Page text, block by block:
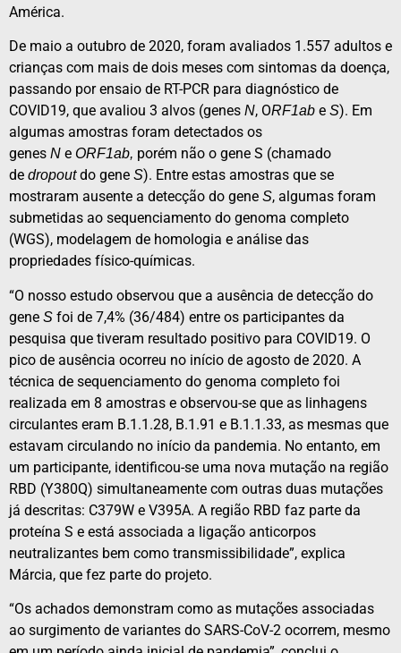
América.
De maio a outubro de 2020, foram avaliados 1.557 adultos e
crianças com mais de dois meses com sintomas da doença,
passando por ensaio de RT-PCR para diagnóstico de
COVID19, que avaliou 3 alvos (genes N, ORF1ab e S). Em
algumas amostras foram detectados os
genes N e ORF1ab, porém não o gene S (chamado
de dropoutdo gene S). Entre estas amostras que se
mostraram ausente a detecção do gene S, algumas foram
submetidas ao sequenciamento do genoma completo
(WGS), modelagem de homologia e análise das
propriedades físico-químicas.
“O nosso estudo observou que a ausência de detecção do
gene S foi de 7,4% (36/484) entre os participantes da
pesquisa que tiveram resultado positivo para COVID19. O
pico de ausência ocorreu no início de agosto de 2020. A
técnica de sequenciamento do genoma completo foi
realizada em 8 amostras e observou-se que as linhagens
circulantes eram B.1.1.28, B.1.91 e B.1.1.33, as mesmas que
estavam circulando no início da pandemia. No entanto, em
um participante, identificou-se uma nova mutação na região
RBD (Y380Q) simultaneamente com outras duas mutações
já descritas: C379W e V395A. A região RBD faz parte da
proteína S e está associada a ligação anticorpos
neutralizantes bem como transmissibilidade”, explica
Márcia, que fez parte do projeto.
“Os achados demonstram como as mutações associadas
ao surgimento de variantes do SARS-CoV-2 ocorrem, mesmo